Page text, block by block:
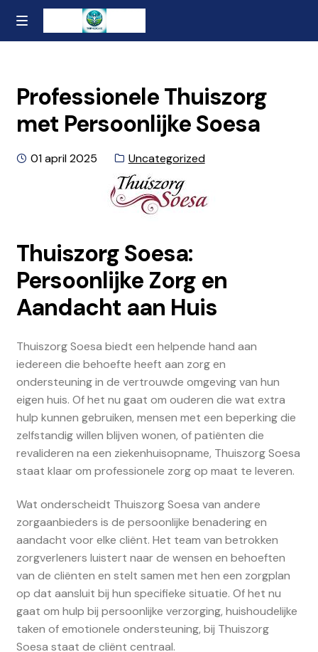
Ga
naar
Naar
de
MENU
Contact
Over ons
Privacybeleid en Algemene Voorwaarden
Professionele Thuiszorg
met Persoonlijke Soesa
Geplaatst
01 april 2025 Categorie:
Uncategorized
Thuiszorg Soesa:
Persoonlijke Zorg en
Aandacht aan Huis
Thuiszorg Soesa biedt een helpende hand aan
iedereen die behoefte heeft aan zorg en
ondersteuning in de vertrouwde omgeving van hun
eigen huis. Of het nu gaat om ouderen die wat extra
hulp kunnen gebruiken, mensen met een beperking die
zelfstandig willen blijven wonen, of patiënten die
revalideren na een ziekenhuisopname, Thuiszorg Soesa
staat klaar om professionele zorg op maat te leveren.
Wat onderscheidt Thuiszorg Soesa van andere
zorgaanbieders is de persoonlijke benadering en
aandacht voor elke cliënt. Het team van betrokken
zorgverleners luistert naar de wensen en behoeften
van de cliënten en stelt samen met hen een zorgplan
op dat aansluit bij hun specifieke situatie. Of het nu
gaat om hulp bij persoonlijke verzorging, huishoudelijke
taken of emotionele ondersteuning, bij Thuiszorg
Soesa staat de cliënt centraal.